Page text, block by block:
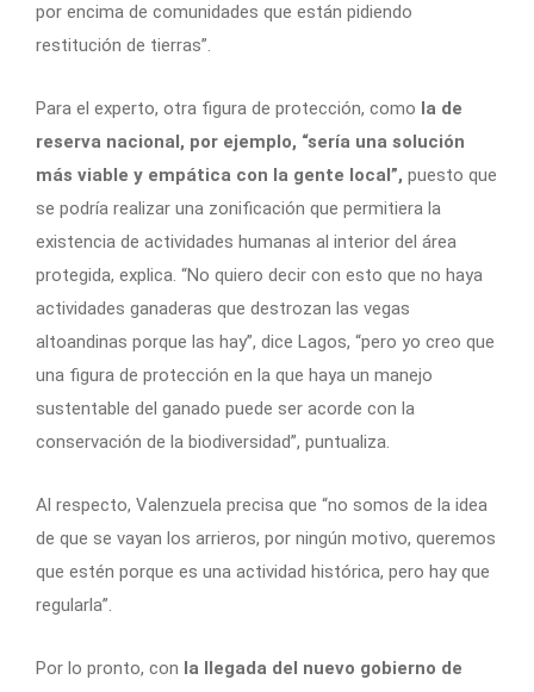
por encima de comunidades que están pidiendo
restitución de tierras”.
Para el experto, otra figura de protección, como la de
reserva nacional, por ejemplo, “sería una solución
más viable y empática con la gente local”, puesto que
se podría realizar una zonificación que permitiera la
existencia de actividades humanas al interior del área
protegida, explica. “No quiero decir con esto que no haya
actividades ganaderas que destrozan las vegas
altoandinas porque las hay”, dice Lagos, “pero yo creo que
una figura de protección en la que haya un manejo
sustentable del ganado puede ser acorde con la
conservación de la biodiversidad”, puntualiza.
Al respecto, Valenzuela precisa que “no somos de la idea
de que se vayan los arrieros, por ningún motivo, queremos
que estén porque es una actividad histórica, pero hay que
regularla”.
Por lo pronto, con la llegada del nuevo gobierno de